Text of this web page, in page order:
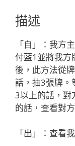
ィ
ソ
ナ
「精
靈
SR
藍
色
LV3
奏
武：
描述
「自」：我方
付藍1並將我方
後，此方法從
話，抽3張牌。
3以上的話，對
的話，查看對
「出」：查看